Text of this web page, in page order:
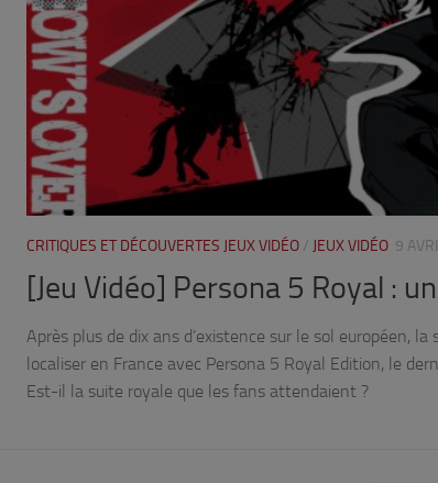
CRITIQUES ET DÉCOUVERTES JEUX VIDÉO / JEUX VIDÉO 9
[Jeu Vidéo] Persona 5 Royal :
Après plus de dix ans d’existence sur le sol européen,
localiser en France avec Persona 5 Royal Edition, le
Est-il la suite royale que les fans attendaient ?